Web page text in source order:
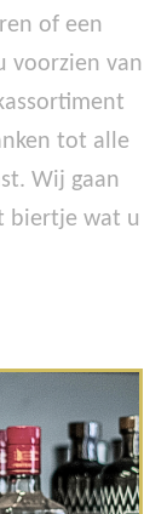
of een
voorzien van
tot alle
Wij gaan
biertje wat u